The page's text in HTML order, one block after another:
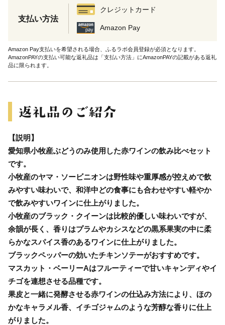
支払い方法
クレジットカード
Amazon Pay
Amazon Pay支払いを希望される場合、ふるラボ会員登録が必須となります。
AmazonPAYの支払い可能な返礼品は「支払い方法」にAmazonPAYの記載がある返礼
品に限られます。
【説明】
愛知県小牧産ぶどうのみ使用した赤ワインの飲み比べセット
です。
小牧産のヤマ・ソービニオンは野性味や重厚感が控えめで飲
みやすい味わいで、和洋中どの食事にも合わせやすい軽やか
で飲みやすいワインに仕上がりました。
小牧産のブラック・クイーンは比較的優しい味わいですが、
余韻が長く、香りはプラムやカシスなどの黒系果実の中に柔
らかなスパイス香のあるワインに仕上がりました。
ブラックペッパーの効いたチキンソテーがおすすめです。
マスカット・ベーリーAはフルーティーで甘いキャンディやイ
チゴを連想させる品種です。
果皮と一緒に発酵させる赤ワインの仕込み方法により、ほの
かなキャラメル香、イチゴジャムのような芳醇な香りに仕上
がりました。